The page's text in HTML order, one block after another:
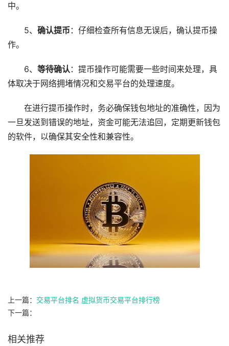
中。
5、 确认提币：仔细检查所有信息无误后，确认提币操
作。
6、 等待确认 ：提币操作可能需要一些时间来处理，具
体取决于网络拥堵情况和交易平台的处理速度。
在进行提币操作时，务必确保钱包地址的准确性，因为
一旦发送到错误的地址，资金可能无法追回，定期更新钱包
的软件，以确保其安全性和兼容性。
上一篇： 交易平台排名 虚拟货币交易平台排行榜
下一篇：
相关推荐